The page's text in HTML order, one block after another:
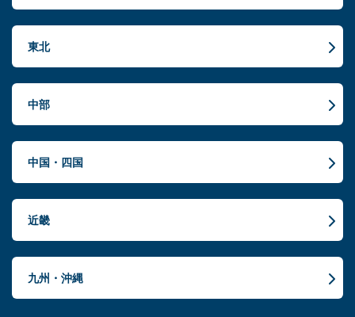
東北
中部
中国・四国
近畿
九州・沖縄